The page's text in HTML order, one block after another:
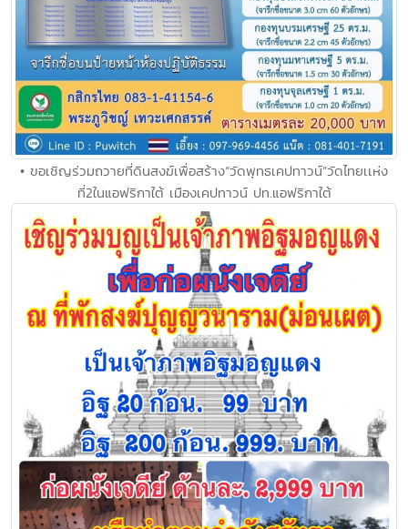
• ขอเชิญร่วมถวายที่ดินสงฆ์เพื่อสร้าง“วัดพุทธเคปทาวน์”วัดไทยเเห่ง
ที่2ในแอฟริกาใต้ เมืองเคปทาวน์ ปท.แอฟริกาใต้